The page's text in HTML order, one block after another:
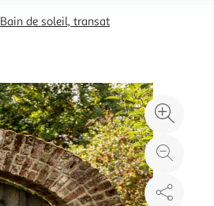
Bain de soleil, transat